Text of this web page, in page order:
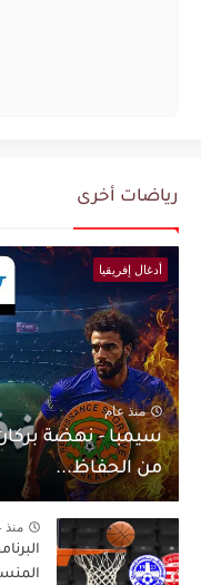
رياضات أخرى
أدغال إفريقيا
منذ عام
سيمبا - نهضة
من الحفاظ...
منذ